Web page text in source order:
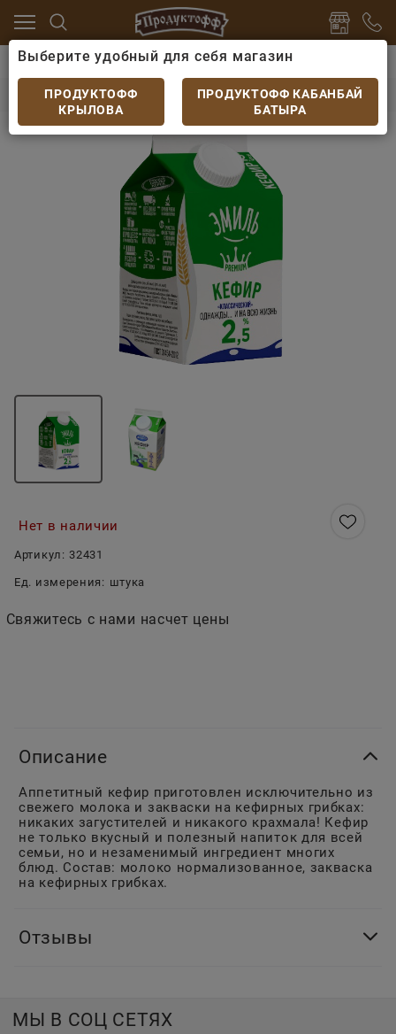
яйцо Кисломолочные напитки
Кефир Эмиль пюр-
Кефир Эмиль пюр-пак жир. 2,5% 0,45л
Нет в наличии
Артикул: 32431
Ед. измерения: штука
Свяжитесь с нами насчет цены
Описание
Аппетитный кефир приготовлен исключительно из
свежего молока и закваски на кефирных грибках:
никаких загустителей и никакого крахмала! Кефир
не только вкусный и полезный напиток для всей
семьи, но и незаменимый ингредиент многих
блюд. Состав: молоко нормализованное, закваска
на кефирных грибках.
Отзывы
МЫ В СОЦ СЕТЯХ
Выберите удобный для себя магазин
ПРОДУКТОФФ
КРЫЛОВА
ПРОДУКТОФФ КАБАНБАЙ
БАТЫРА